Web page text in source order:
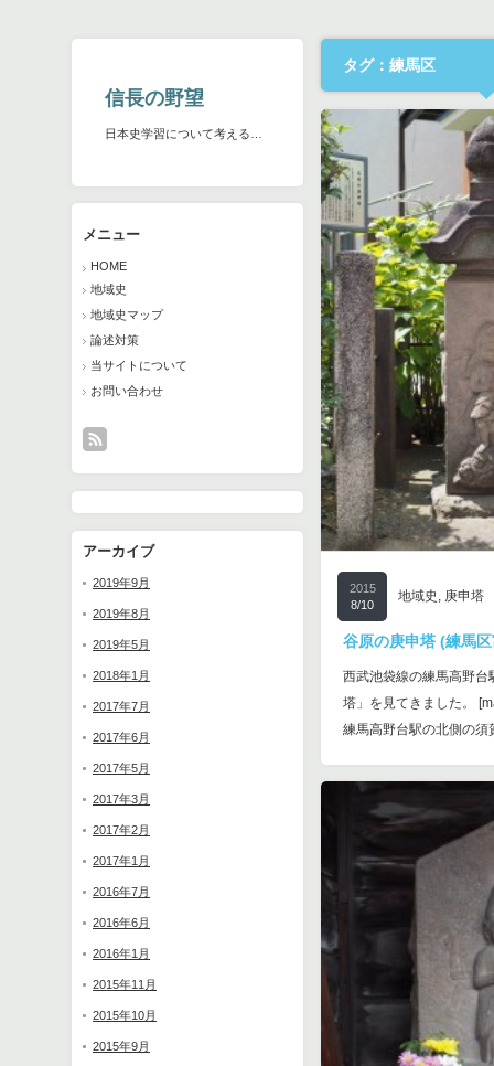
信長の野望
日本史学習について考える…
メニュー
HOME
地域史
地域史マップ
論述対策
当サイトについて
お問い合わせ
アーカイブ
2019年9月
2019年8月
2019年5月
2018年1月
2017年7月
2017年6月
2017年5月
2017年3月
2017年2月
2017年1月
2016年7月
2016年6月
2016年1月
2015年11月
2015年10月
2015年9月
タグ：練馬区
2015
8/10
地域史 , 庚申塔
谷原の庚申塔 (練馬
西武池袋線の練馬高野台
塔」を見てきました。
練馬高野台駅の北側の